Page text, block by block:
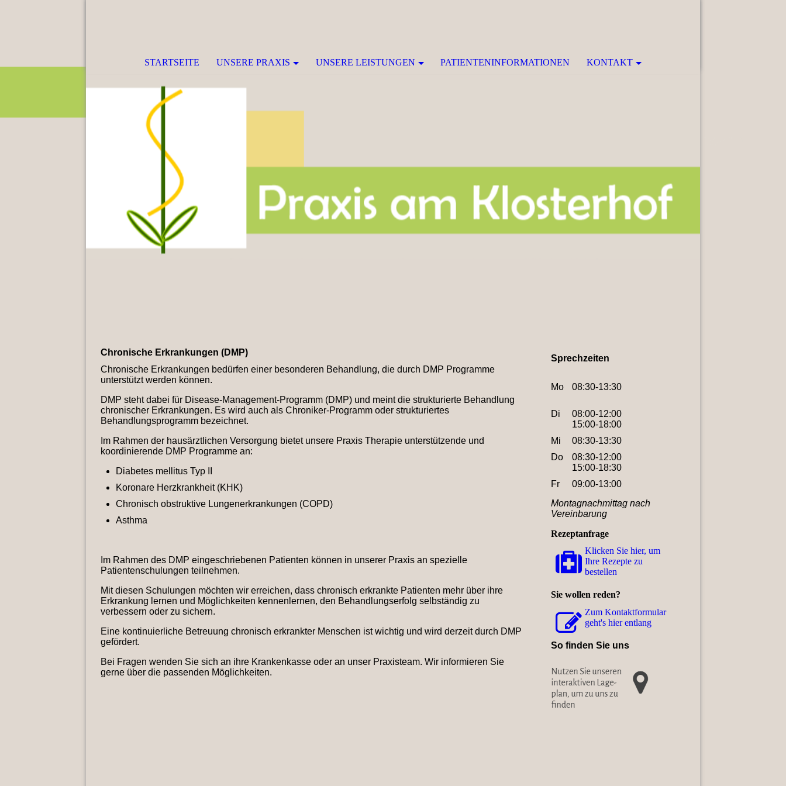
STARTSEITE UNSERE PRAXIS UNSERE LEISTUNGEN PATIENTENINFORMATIONEN KONTAKT
Chronische Erkrankungen (DMP)
Chronische Erkrankungen bedürfen einer besonderen Behandlung, die durch DMP Programme
unterstützt werden können.
DMP steht dabei für Disease-Management-Programm (DMP) und meint die strukturierte Behandlung
chronischer Erkrankungen. Es wird auch als Chroniker-Programm oder strukturiertes
Behandlungsprogramm bezeichnet.
Im Rahmen der hausärztlichen Versorgung bietet unsere Praxis Therapie unterstützende und
koordinierende DMP Programme an:
Diabetes mellitus Typ II
Koronare Herzkrankheit (KHK)
Chronisch obstruktive Lungenerkrankungen (COPD)
Asthma
Im Rahmen des DMP eingeschriebenen Patienten können in unserer Praxis an spezielle
Patientenschulungen teilnehmen.
Mit diesen Schulungen möchten wir erreichen, dass chronisch erkrankte Patienten mehr über ihre
Erkrankung lernen und Möglichkeiten kennenlernen, den Behandlungserfolg selbständig zu
verbessern oder zu sichern.
Eine kontinuierliche Betreuung chronisch erkrankter Menschen ist wichtig und wird derzeit durch DMP
gefördert.
Bei Fragen wenden Sie sich an ihre Krankenkasse oder an unser Praxisteam. Wir informieren Sie
gerne über die passenden Möglichkeiten.
Sprechzeiten
Mo 08:30-13:30
Di
08:00-12:00
15:00-18:00
Mi
08:30-13:30
Do
08:30-12:00
15:00-18:30
Fr
09:00-13:00
Montagnachmittag nach
Vereinbarung
Rezeptanfrage
Klicken Sie hier, um
Ihre Rezepte zu
bestellen
Sie wollen reden?
Zum Kon­takt­for­mu­lar
geht's hier entlang
So finden Sie uns